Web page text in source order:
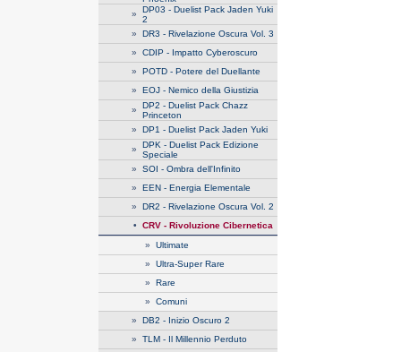
» DP03 - Duelist Pack Jaden Yuki
2
» DR3 - Rivelazione Oscura Vol. 3
» CDIP - Impatto Cyberoscuro
» POTD - Potere del Duellante
» EOJ - Nemico della Giustizia
» DP2 - Duelist Pack Chazz
Princeton
» DP1 - Duelist Pack Jaden Yuki
» DPK - Duelist Pack Edizione
Speciale
» SOI - Ombra dell'Infinito
» EEN - Energia Elementale
» DR2 - Rivelazione Oscura Vol. 2
•
CRV - Rivoluzione Cibernetica
» Ultimate
» Ultra-Super Rare
» Rare
» Comuni
» DB2 - Inizio Oscuro 2
» TLM - Il Millennio Perduto